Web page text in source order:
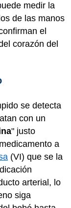
medir la
de las manos
el
corazón del
se detecta
con un
" justo
a
(VI) que se la
arterial, lo
siga